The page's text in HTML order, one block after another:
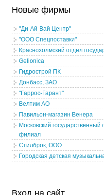
Новые фирмы
"Ди-Ай-Вай Центр"
"ООО Спецпоставки"
Краснохолмский отдел
Gelionica
Гидрострой ПК
Донбасс, ЗАО
"Гаррос-Гарант"
Велтим АО
Павильон-магазин Венера
Московский
филиал
Стилброк, ООО
Городская детская
Вход на сайт